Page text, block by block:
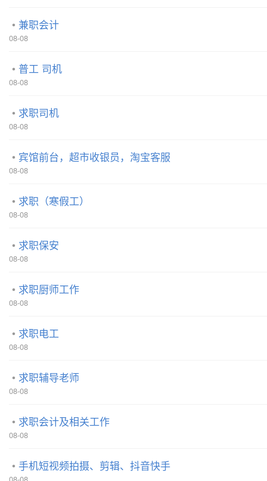
兼职会计
08-08
普工 司机
08-08
求职司机
08-08
宾馆前台，超市收银员，淘宝客服
08-08
求职（寒假工）
08-08
求职保安
08-08
求职厨师工作
08-08
求职电工
08-08
求职辅导老师
08-08
求职会计及相关工作
08-08
手机短视频拍摄、剪辑、抖音快手